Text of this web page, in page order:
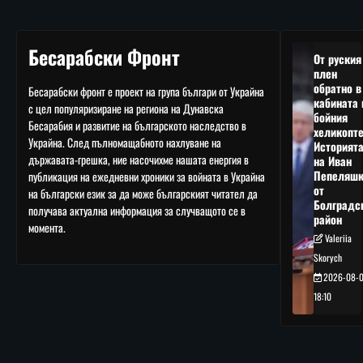
Бесарабски Фронт
Бесарабски фронт е проект на група българи от Украйна
с цел популяризиране на региона на Дунавска
Бесарабия и развитие на българското наследство в
Украйна. След пълномащабното нахлуване на
държавата-грешка, ние насочихме нашата енергия в
публикация на ежедневни хроники за войната в Украйна
на български език за да може българският читател да
получава актуална информация за случващото се в
момента.
От руския
плен
обратно в
кабината
бойния
Историята
на Иван
от
район
Valeriia
Skorych
2026-08-
18:10